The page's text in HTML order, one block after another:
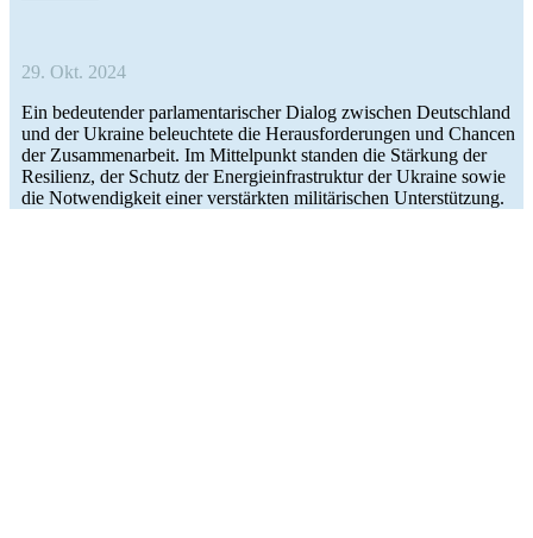
29. Okt. 2024
Ein bedeu­ten­der par­la­men­ta­ri­scher Dialog zwi­schen Deutsch­land
und der Ukraine beleuch­tete die Her­aus­for­de­run­gen und Chancen
der Zusam­men­ar­beit. Im Mit­tel­punkt standen die Stär­kung der
Resi­li­enz, der Schutz der Ener­gie­infra­struk­tur der Ukraine sowie
die Not­wen­dig­keit einer ver­stärk­ten mili­tä­ri­schen Unterstützung.